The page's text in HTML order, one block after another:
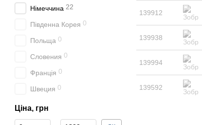
139912
139938
139994
139592
Німеччина 22
Південна Корея 0
Польща 0
Словения 0
Франція 0
Швеция 0
Ціна, грн
Від Ціна, грн
До Ціна, грн